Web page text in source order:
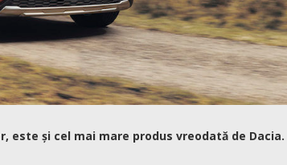
este și cel mai mare produs vreodată de Dacia.